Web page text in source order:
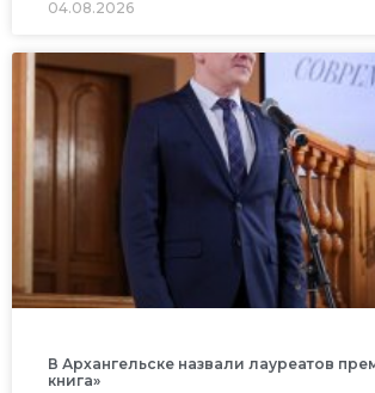
04.08.2026
В Архангельске назвали лауреатов
книга»